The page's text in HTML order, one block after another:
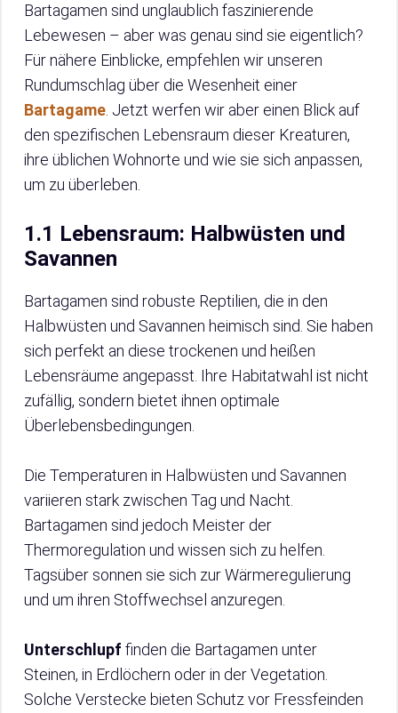
Bartagamen sind unglaublich faszinierende
Lebewesen – aber was genau sind sie eigentlich?
Für nähere Einblicke, empfehlen wir unseren
Rundumschlag über die Wesenheit einer
Bartagame. Jetzt werfen wir aber einen Blick auf
den spezifischen Lebensraum dieser Kreaturen,
ihre üblichen Wohnorte und wie sie sich anpassen,
um zu überleben.
1.1 Lebensraum: Halbwüsten und
Savannen
Bartagamen sind robuste Reptilien, die in den
Halbwüsten und Savannen heimisch sind. Sie haben
sich perfekt an diese trockenen und heißen
Lebensräume angepasst. Ihre Habitatwahl ist nicht
zufällig, sondern bietet ihnen optimale
Überlebensbedingungen.
Die Temperaturen in Halbwüsten und Savannen
variieren stark zwischen Tag und Nacht.
Bartagamen sind jedoch Meister der
Thermoregulation und wissen sich zu helfen.
Tagsüber sonnen sie sich zur Wärmeregulierung
und um ihren Stoffwechsel anzuregen.
Unterschlupf finden die Bartagamen unter
Steinen, in Erdlöchern oder in der Vegetation.
Solche Verstecke bieten Schutz vor Fressfeinden